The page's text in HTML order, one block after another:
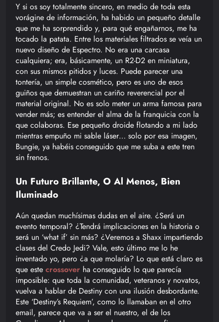
Y si os soy totalmente sincero, en medio de toda esta
vorágine de información, ha habido un pequeño detalle
que me ha sorprendido y, para qué engañarnos, me ha
tocado la patata. Entre los materiales filtrados se veía un
nuevo diseño de Espectro. No era una carcasa
cualquiera; era, básicamente, un R2-D2 en miniatura,
con sus mismos pitidos y luces. Puede parecer una
tontería, un simple cosmético, pero es uno de esos
guiños que demuestran un cariño reverencial por el
material original. No es solo meter un arma famosa para
vender más; es entender el alma de la franquicia con la
que colaboras. Ese pequeño droide flotando a mi lado
mientras empuño mi sable láser… solo por esa imagen,
Bungie, ya habéis conseguido que me suba a este tren
sin frenos.
Un Futuro Brillante, O Al Menos, Bien
Iluminado
Aún quedan muchísimas dudas en el aire. ¿Será un
evento temporal? ¿Tendrá implicaciones en la historia o
será un ‘what if’ sin más? ¿Veremos a Shaxx impartiendo
clases del Credo Jedi? Vale, esto último me lo he
inventado yo, pero ¿a que molaría? Lo que está claro es
que este crossover ha conseguido lo que parecía
imposible: que toda la comunidad, veteranos y novatos,
vuelva a hablar de Destiny con una ilusión desbordante.
Este ‘Destiny’s Requiem’, como lo llamaban en el otro
email, parece que va a ser el nuestro, el de los